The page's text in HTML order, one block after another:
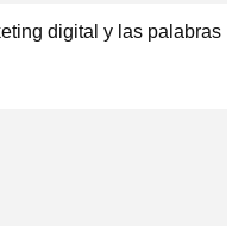
digital y las palabras